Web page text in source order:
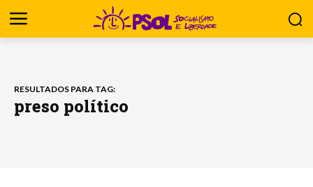
RESULTADOS PARA TAG:
preso político